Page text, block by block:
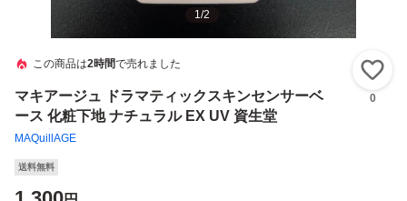
1/2
この商品は2時間で売れました
マキアージュ ドラマティックスキンセンサーベ
ース 化粧下地 ナチュラル EX UV 資生堂
MAQuillAGE
0
送料無料